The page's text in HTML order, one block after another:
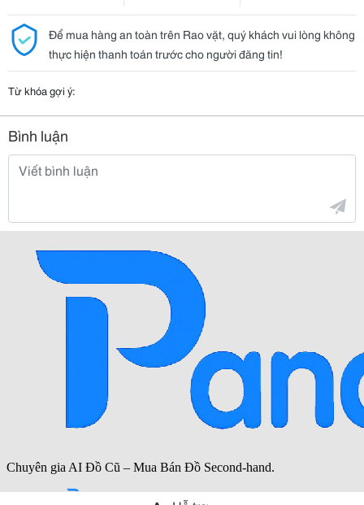
Để mua hàng an toàn trên Rao vặt, quý khách vui lòng không
thực hiện thanh toán trước cho người đăng tin!
Từ khóa gợi ý:
Bình luận